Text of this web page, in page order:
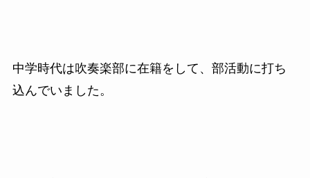
中学時代は吹奏楽部に在籍をして、部活動に打ち
込んでいました。